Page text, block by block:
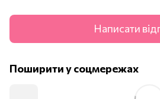
Написати
Поширити у соцмережах